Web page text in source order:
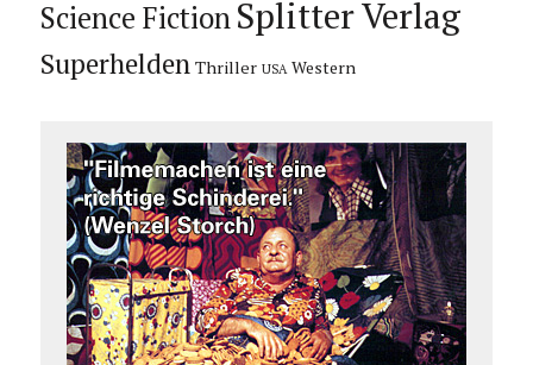
Science Fiction Splitter Verlag
Superhelden Thriller USA Western